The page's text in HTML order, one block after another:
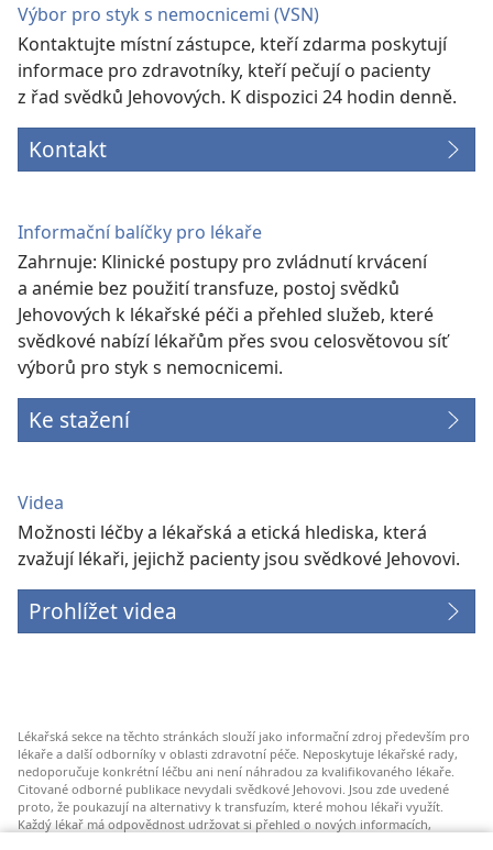
Výbor pro styk s nemocnicemi (VSN)
Kontaktujte místní zástupce, kteří zdarma poskytují
informace pro zdravotníky, kteří pečují o pacienty
z řad svědků Jehovových. K dispozici 24 hodin denně.
Kontakt
Informační balíčky pro lékaře
Zahrnuje: Klinické postupy pro zvládnutí krvácení
a anémie bez použití transfuze, postoj svědků
Jehovových k lékařské péči a přehled služeb, které
svědkové nabízí lékařům přes svou celosvětovou síť
výborů pro styk s nemocnicemi.
Ke stažení
Videa
Možnosti léčby a lékařská a etická hlediska, která
zvažují lékaři, jejichž pacienty jsou svědkové Jehovovi.
Prohlížet videa
Lékařská sekce na těchto stránkách slouží jako informační zdroj především pro
lékaře a další odborníky v oblasti zdravotní péče. Neposkytuje lékařské rady,
nedoporučuje konkrétní léčbu ani není náhradou za kvalifikovaného lékaře.
Citované odborné publikace nevydali svědkové Jehovovi. Jsou zde uvedené
proto, že poukazují na alternativy k transfuzím, které mohou lékaři využít.
Každý lékař má odpovědnost udržovat si přehled o nových informacích,